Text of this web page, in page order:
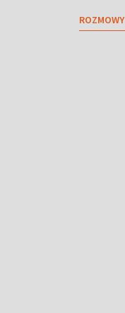
ROZMOWY